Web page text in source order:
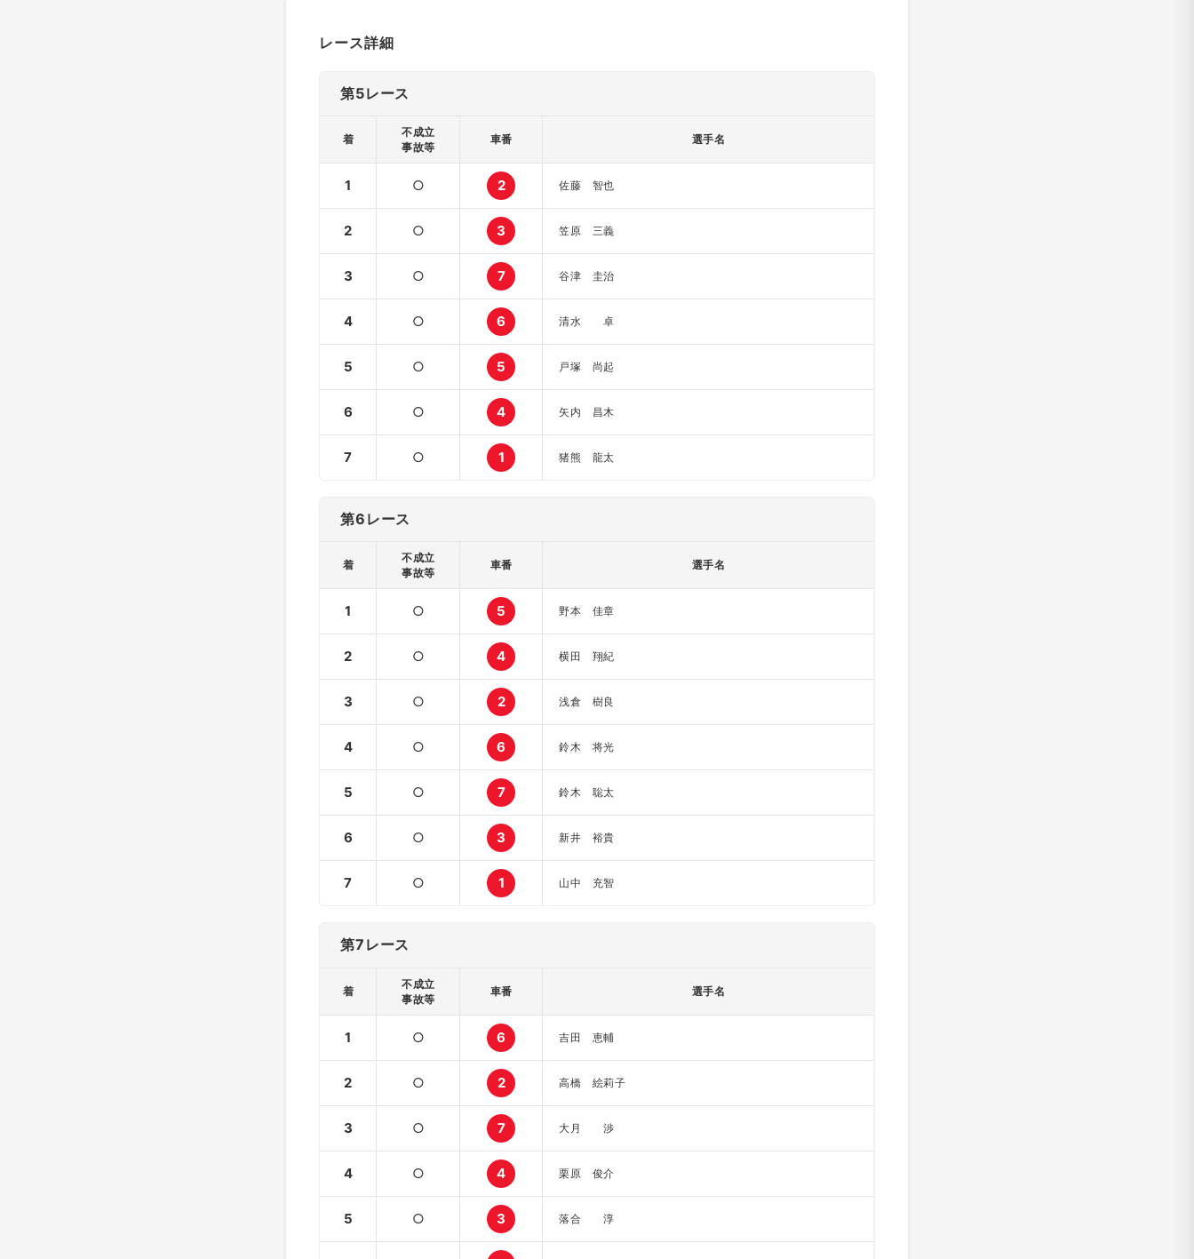
レース詳細
第5レース
着
不成立
事故等
車番 選手名
1 ○ 2 佐藤 智也
2 ○ 3 笠原 三義
3 ○ 7 谷津 圭治
4 ○ 6 清水 卓
5 ○ 5 戸塚 尚起
6 ○ 4 矢内 昌木
7 ○ 1 猪熊 龍太
第6レース
着
不成立
事故等
車番 選手名
1 ○ 5 野本 佳章
2 ○ 4 横田 翔紀
3 ○ 2 浅倉 樹良
4 ○ 6 鈴木 将光
5 ○ 7 鈴木 聡太
6 ○ 3 新井 裕貴
7 ○ 1 山中 充智
第7レース
着
不成立
事故等
車番 選手名
1 ○ 6 吉田 恵輔
2 ○ 2 高橋 絵莉子
3 ○ 7 大月 渉
4 ○ 4 栗原 俊介
5 ○ 3 落合 淳